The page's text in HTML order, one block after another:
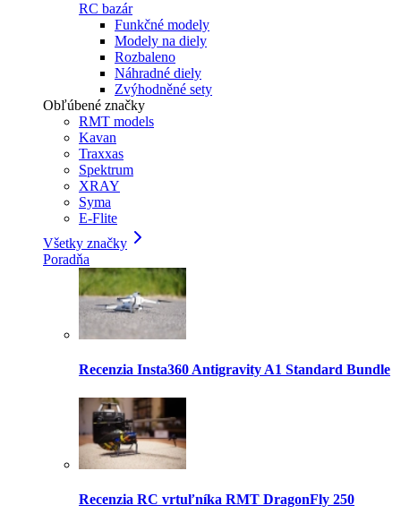
RC bazár
Funkčné modely
Modely na diely
Rozbaleno
Náhradné diely
Zvýhodněné sety
Obľúbené značky
RMT models
Kavan
Traxxas
Spektrum
XRAY
Syma
E-Flite
Všetky značky
Poradňa
Recenzia Insta360 Antigravity A1 Standard Bundle
Recenzia RC vrtuľníka RMT DragonFly 250